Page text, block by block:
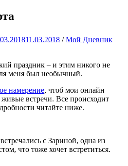
11.03.2018 / Мой Дневник
праздник – и этим никого не
меня был необычный.
намерение, чтоб мои онлайн
живые встречи. Все происходит
читайте ниже.
с Зариной, одна из
что тоже хочет встретиться.